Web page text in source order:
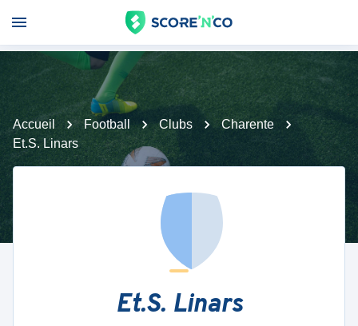
Accueil Football Clubs
Charente
Et.S. Linars
Et.S. Linars